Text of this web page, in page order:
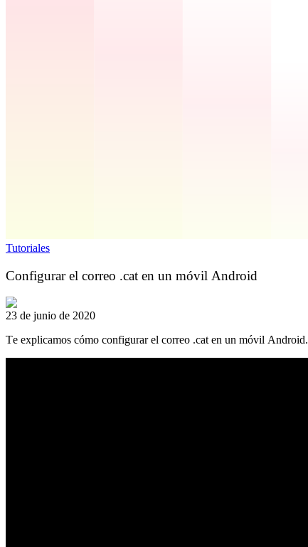
Tutoriales
Configurar el correo .cat en un móvil Android
23 de junio de 2020
Te explicamos cómo configurar el correo .cat en un móvil Android.